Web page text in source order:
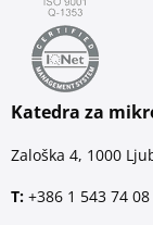
Katedra za
Zaloška 4, 1000
T: +386 1 543 74 08